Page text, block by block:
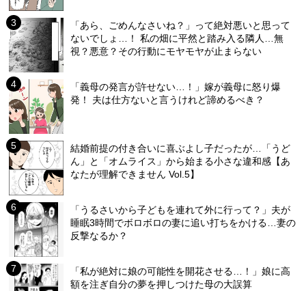
「あら、ごめんなさいね？」って絶対悪いと思って
ないでしょ…！ 私の畑に平然と踏み入る隣人…無
視？悪意？その行動にモヤモヤが止まらない
「義母の発言が許せない…！」嫁が義母に怒り爆
発！ 夫は仕方ないと言うけれど諦めるべき？
結婚前提の付き合いに喜ぶよし子だったが…「うど
ん」と「オムライス」から始まる小さな違和感【あ
なたが理解できません Vol.5】
「うるさいから子どもを連れて外に行って？」夫が
睡眠3時間でボロボロの妻に追い打ちをかける…妻の
反撃なるか？
「私が絶対に娘の可能性を開花させる…！」娘に高
額を注ぎ自分の夢を押しつけた母の大誤算